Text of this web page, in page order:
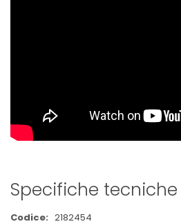
Specifiche tecniche
Maggiori 2182454